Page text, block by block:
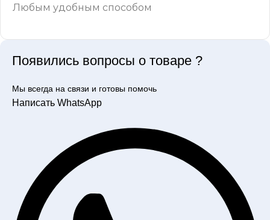
Любым удобным способом
Появились вопросы о товаре ?
Мы всегда на связи и готовы помочь
Написать WhatsApp